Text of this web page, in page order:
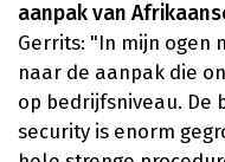
aanpak van
Gerrits: "In mijn ogen
naar de aanpak die
op bedrijfsniveau. De
security is enorm